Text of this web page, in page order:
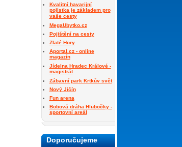
Kvalitní havarijní
pojistka je základem pro
vaše cesty
MegaUbytko.cz
Pojištění na cesty
Zlaté Hory
Aportal.cz - online
magazín
Jídelna Hradec Králové -
magistrát
Zábavní park Krtkův svět
Nový Jičín
Fun arena
Bobová dráha Hlubočky -
sportovní areál
Doporučujeme